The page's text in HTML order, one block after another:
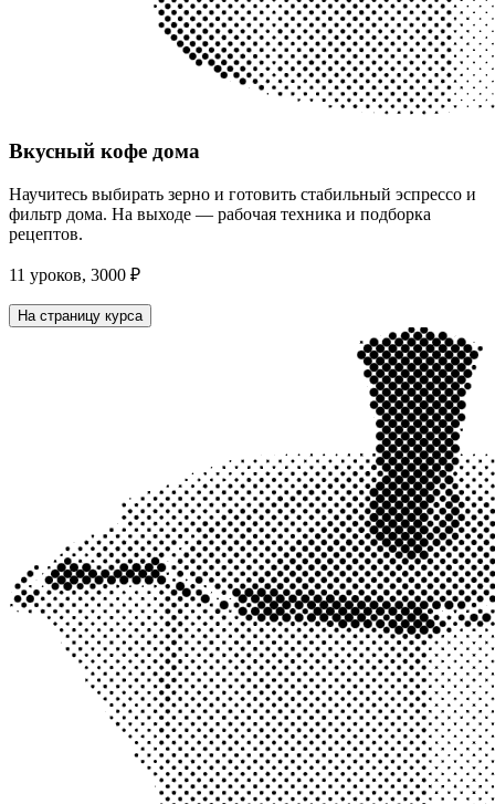
Вкусный кофе дома
Научитесь выбирать зерно и готовить стабильный эспрессо и
фильтр дома. На выходе — рабочая техника и подборка
рецептов.
11 уроков, 3000 ₽
На страницу курса